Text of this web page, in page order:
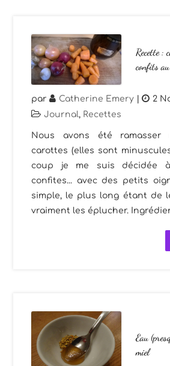
Recette :
confits
par Catherine Emery | 2
Journal, Recettes
Nous avons été ramasser
carottes (elles sont
coup je me suis décidée
confites... avec des petits
simple, le plus long étant de
vraiment les éplucher.
Eau
miel